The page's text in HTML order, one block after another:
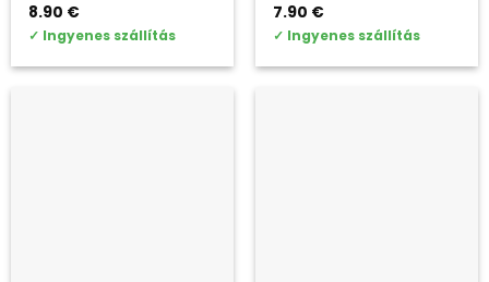
Kategória
az 5-ből
8.90 €
✓ Ingyenes szállítás
Kategória
az 5-ből
7.90 €
✓ Ingyenes szállítás